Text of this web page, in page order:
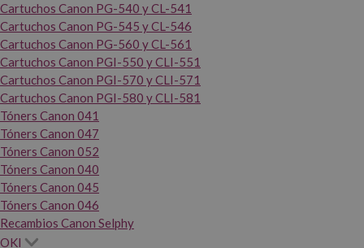
Cartuchos Canon PG-540 y CL-541
Cartuchos Canon PG-545 y CL-546
Cartuchos Canon PG-560 y CL-561
Cartuchos Canon PGI-550 y CLI-551
Cartuchos Canon PGI-570 y CLI-571
Cartuchos Canon PGI-580 y CLI-581
Tóners Canon 041
Tóners Canon 047
Tóners Canon 052
Tóners Canon 040
Tóners Canon 045
Tóners Canon 046
Recambios Canon Selphy
OKI